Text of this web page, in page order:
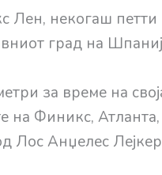
Лен, некогаш
град на
за време на
на Финикс,
Лос Анџелес